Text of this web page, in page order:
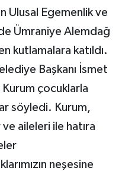
Ulusal Egemenlik ve
Ümraniye Alemdağ
kutlamalara katıldı.
Başkanı İsmet
Kurum çocuklarla
söyledi. Kurum,
ve aileleri ile hatıra
neşesine